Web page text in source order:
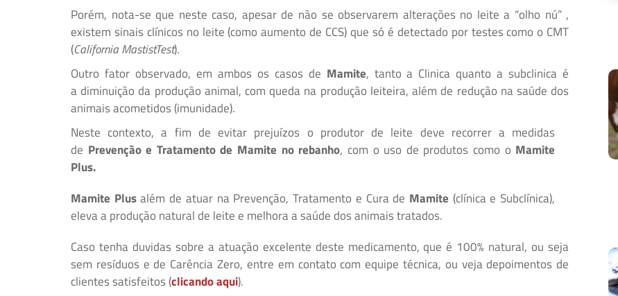
Porém, nota-se que neste caso, apesar de não se observarem alterações no leite a “olho nú” ,
existem sinais clínicos no leite (como aumento de CCS) que só é detectado por testes como o CMT
(California MastistTest).
Outro fator observado, em ambos os casos de Mamite, tanto a Clinica quanto a subclinica é
a diminuição da produção animal, com queda na produção leiteira, além de redução na saúde dos
animais acometidos (imunidade).
Neste contexto, a fim de evitar prejuízos o produtor de leite deve recorrer a medidas
de Prevenção e Tratamento de Mamite no rebanho, com o uso de produtos como o Mamite
Plus.
Mamite Plusalém de atuar na Prevenção, Tratamento e Cura de Mamite (clínica e Subclínica),
eleva a produção natural de leite e melhora a saúde dos animais tratados.
Caso tenha duvidas sobre a atuação excelente deste medicamento, que é 100% natural, ou seja
sem resíduos e de Carência Zero, entre em contato com equipe técnica, ou veja depoimentos de
clientes satisfeitos (clicando aqui).